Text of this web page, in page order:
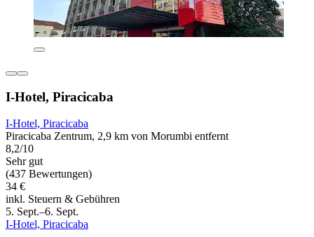
I-Hotel, Piracicaba
I-Hotel, Piracicaba
Piracicaba Zentrum, 2,9 km von Morumbi entfernt
8,2/10
Sehr gut
(437 Bewertungen)
34 €
inkl. Steuern & Gebühren
5. Sept.–6. Sept.
I-Hotel, Piracicaba